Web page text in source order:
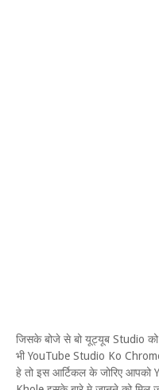
जिसके बोजे से बो यूट्यूब Studio को
भी YouTube Studio Ko
हे तो इस आर्टिकल के जोरिए आपको